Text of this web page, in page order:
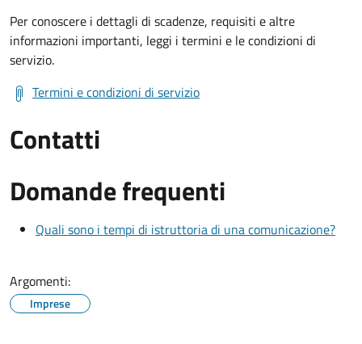
Per conoscere i dettagli di scadenze, requisiti e altre
informazioni importanti, leggi i termini e le condizioni di
servizio.
Termini e condizioni di servizio
Contatti
Domande frequenti
Quali sono i tempi di istruttoria di una comunicazione?
Argomenti:
Imprese